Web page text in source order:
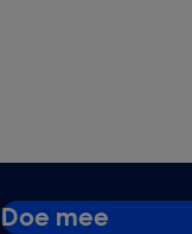
Doe mee